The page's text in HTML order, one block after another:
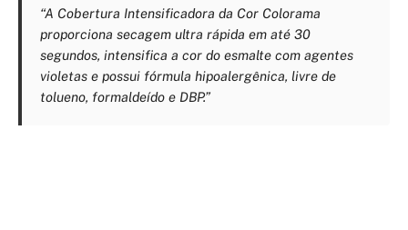
“A Cobertura Intensificadora da Cor Colorama
proporciona secagem ultra rápida em até 30
segundos, intensifica a cor do esmalte com agentes
violetas e possui fórmula hipoalergênica, livre de
tolueno, formaldeído e DBP.”